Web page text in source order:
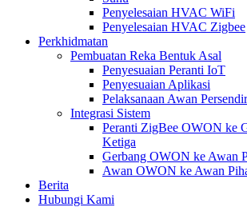
Penyelesaian HVAC WiFi
Penyelesaian HVAC Zigbee
Perkhidmatan
Pembuatan Reka Bentuk Asal
Penyesuaian Peranti IoT
Penyesuaian Aplikasi
Pelaksanaan Awan
Integrasi Sistem
Peranti ZigBee OWON ke
Ketiga
Gerbang OWON ke Awan
Awan OWON ke Awan
Berita
Hubungi Kami